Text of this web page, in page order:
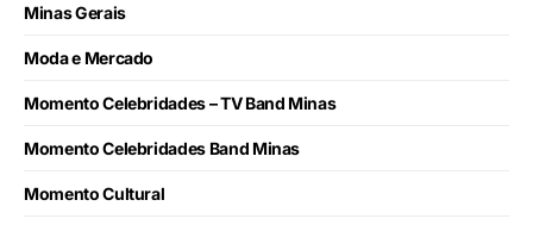
Minas Gerais
Moda e Mercado
Momento Celebridades – TV Band Minas
Momento Celebridades Band Minas
Momento Cultural